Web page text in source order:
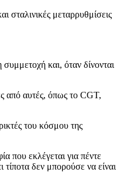
σταλινικές μεταρρυθμίσεις
και, όταν δίνονται
από αυτές, όπως το CGT,
του κόσμου της
που εκλέγεται για πέντε
δεν μπορούσε να είναι